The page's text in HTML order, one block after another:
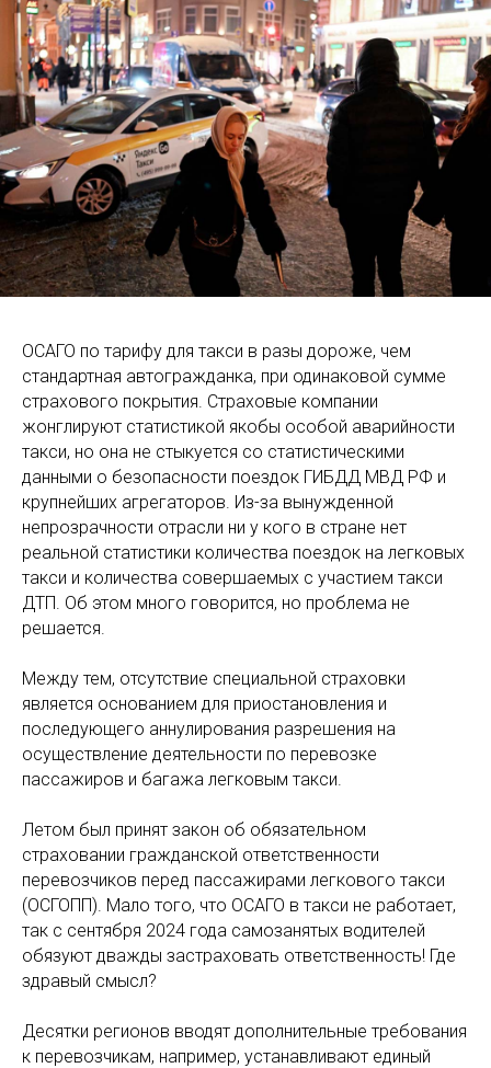
ОСАГО по тарифу для такси в разы дороже, чем
стандартная автогражданка, при одинаковой сумме
страхового покрытия. Страховые компании
жонглируют статистикой якобы особой аварийности
такси, но она не стыкуется со статистическими
данными о безопасности поездок ГИБДД МВД РФ и
крупнейших агрегаторов. Из-за вынужденной
непрозрачности отрасли ни у кого в стране нет
реальной статистики количества поездок на легковых
такси и количества совершаемых с участием такси
ДТП. Об этом много говорится, но проблема не
решается.
Между тем, отсутствие специальной страховки
является основанием для приостановления и
последующего аннулирования разрешения на
осуществление деятельности по перевозке
пассажиров и багажа легковым такси.
Летом был принят закон об обязательном
страховании гражданской ответственности
перевозчиков перед пассажирами легкового такси
(ОСГОПП). Мало того, что ОСАГО в такси не работает,
так с сентября 2024 года самозанятых водителей
обязуют дважды застраховать ответственность! Где
здравый смысл?
Десятки регионов вводят дополнительные требования
к перевозчикам, например, устанавливают единый